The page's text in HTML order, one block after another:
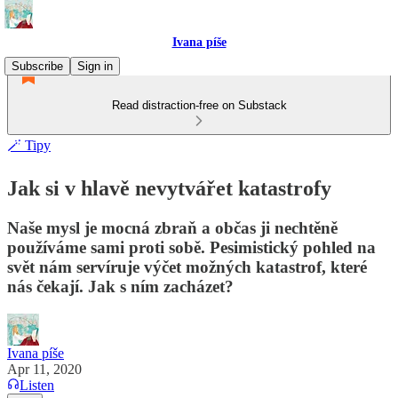
Ivana píše
Subscribe
Sign in
Read distraction-free on Substack
🪄 Tipy
Jak si v hlavě nevytvářet katastrofy
Naše mysl je mocná zbraň a občas ji nechtěně
používáme sami proti sobě. Pesimistický pohled na
svět nám servíruje výčet možných katastrof, které
nás čekají. Jak s ním zacházet?
Ivana píše
Apr 11, 2020
Listen